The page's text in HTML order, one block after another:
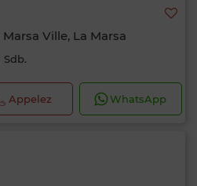
Ville, La Marsa
Sdb.
Appelez WhatsApp